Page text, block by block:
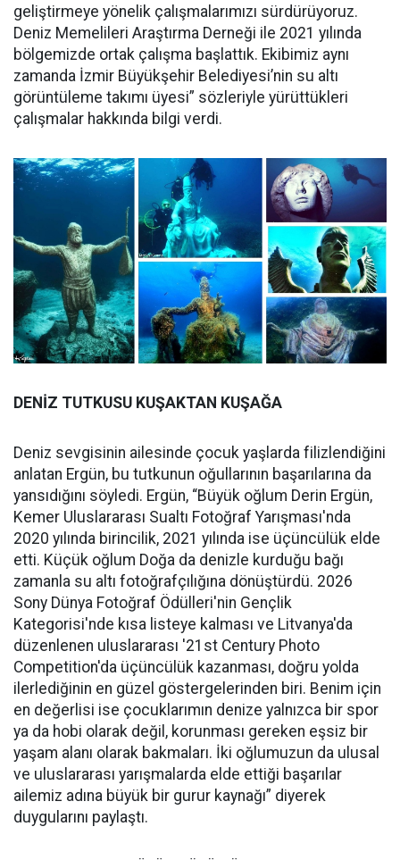
geliştirmeye yönelik çalışmalarımızı sürdürüyoruz.
Deniz Memelileri Araştırma Derneği ile 2021 yılında
bölgemizde ortak çalışma başlattık. Ekibimiz aynı
zamanda İzmir Büyükşehir Belediyesi’nin su altı
görüntüleme takımı üyesi” sözleriyle yürüttükleri
çalışmalar hakkında bilgi verdi.
DENİZ TUTKUSU KUŞAKTAN KUŞAĞA
Deniz sevgisinin ailesinde çocuk yaşlarda filizlendiğini
anlatan Ergün, bu tutkunun oğullarının başarılarına da
yansıdığını söyledi. Ergün, “Büyük oğlum Derin Ergün,
Kemer Uluslararası Sualtı Fotoğraf Yarışması'nda
2020 yılında birincilik, 2021 yılında ise üçüncülük elde
etti. Küçük oğlum Doğa da denizle kurduğu bağı
zamanla su altı fotoğrafçılığına dönüştürdü. 2026
Sony Dünya Fotoğraf Ödülleri'nin Gençlik
Kategorisi'nde kısa listeye kalması ve Litvanya'da
düzenlenen uluslararası '21st Century Photo
Competition'da üçüncülük kazanması, doğru yolda
ilerlediğinin en güzel göstergelerinden biri. Benim için
en değerlisi ise çocuklarımın denize yalnızca bir spor
ya da hobi olarak değil, korunması gereken eşsiz bir
yaşam alanı olarak bakmaları. İki oğlumuzun da ulusal
ve uluslararası yarışmalarda elde ettiği başarılar
ailemiz adına büyük bir gurur kaynağı” diyerek
duygularını paylaştı.